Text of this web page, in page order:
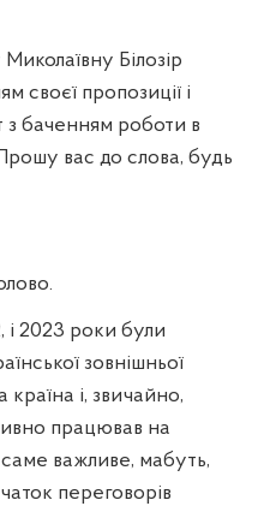
Білозір
своєї пропозиції і
з баченням роботи в
Прошу вас до слова, будь
і 2023 роки були
зовнішньої
країна і, звичайно,
працював на
важливе, мабуть,
переговорів